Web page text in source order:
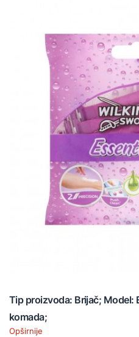
Tip proizvoda: Brijač; Model:
komada;
Opširnije